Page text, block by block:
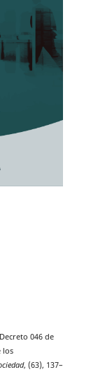
046 de
los
, (63), 137–